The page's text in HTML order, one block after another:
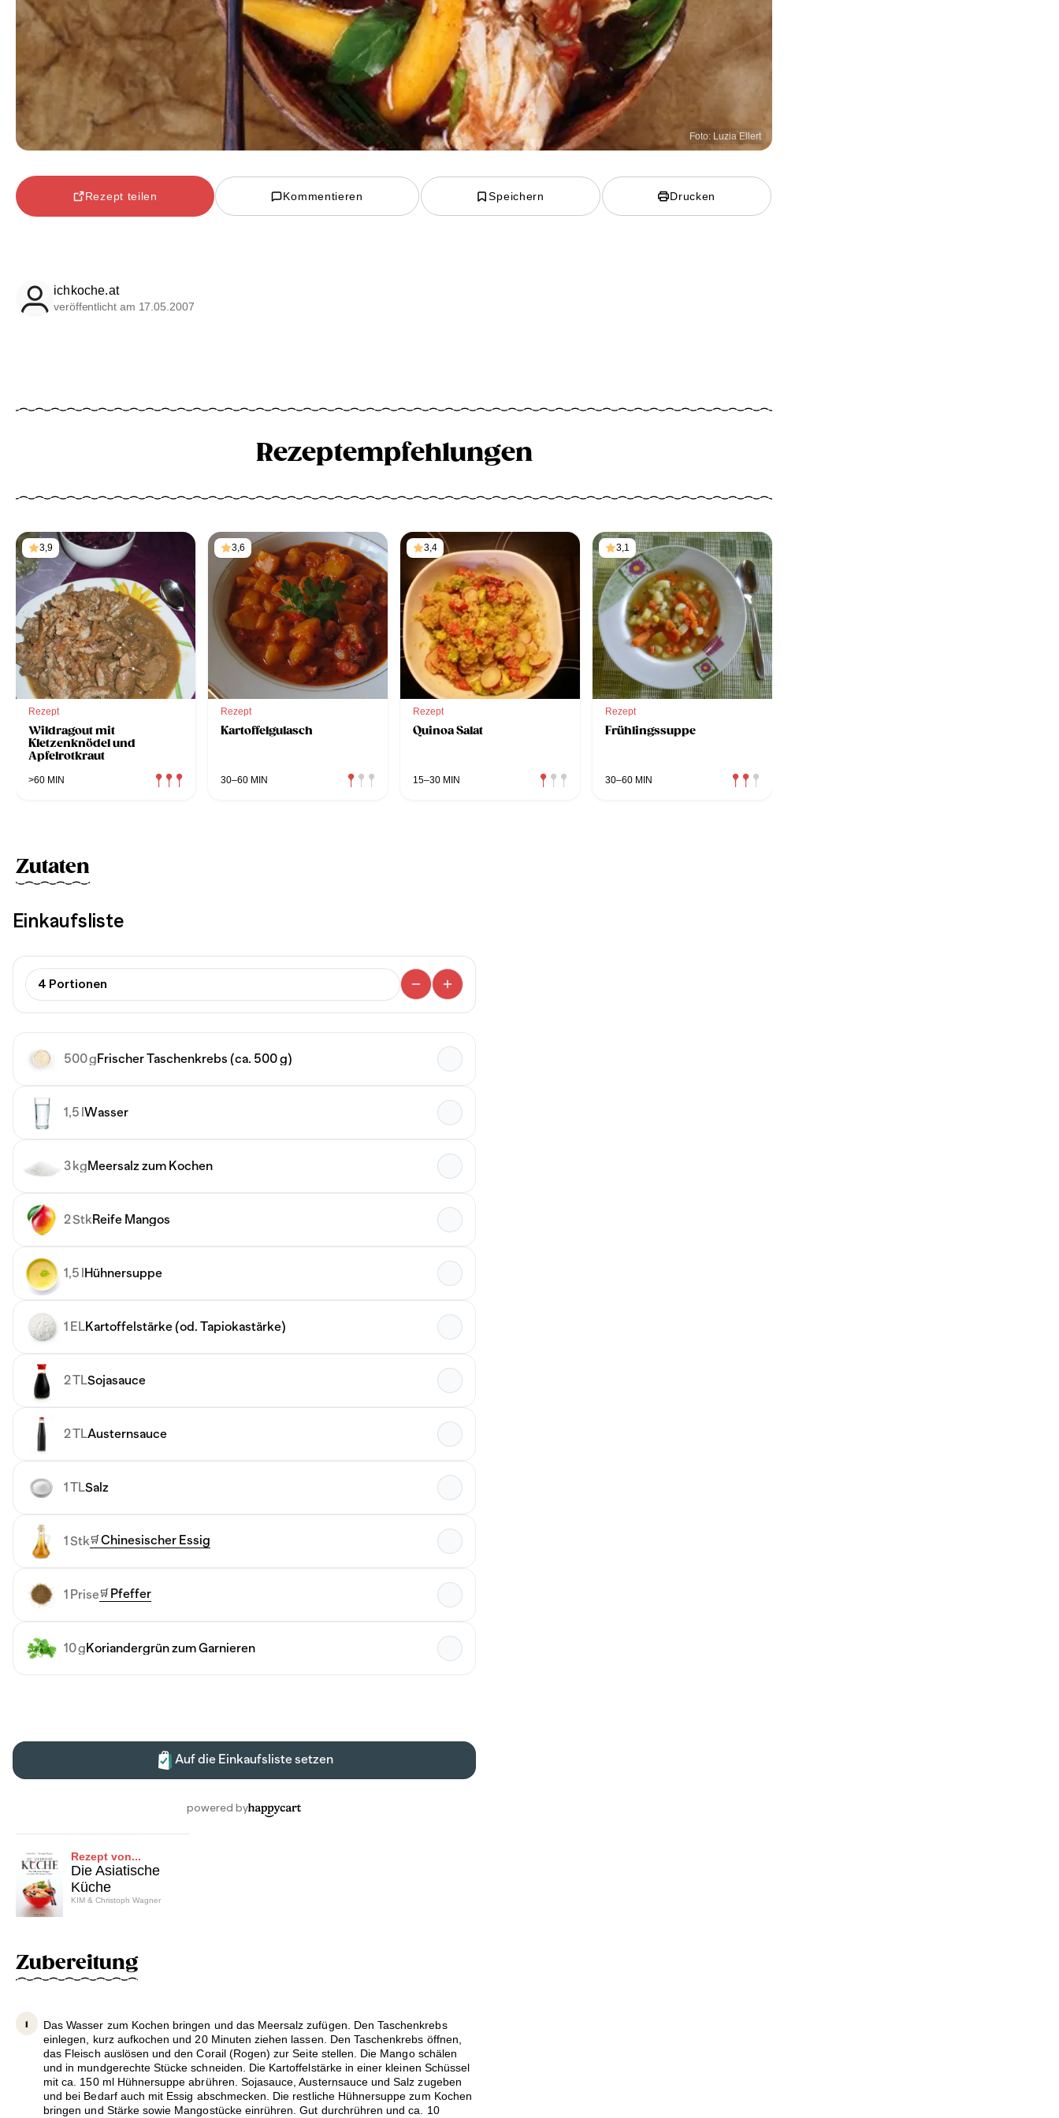
Foto: Luzia Ellert
Rezept teilen Kommentieren Speichern Drucken
ichkoche.at
veröffentlicht am 17.05.2007
Rezeptempfehlungen
3,9
Rezept
Wildragout mit
Kletzenknödel und
Apfelrotkraut
>60 MIN
3,6
Rezept
Kartoffelgulasch
30–60 MIN
3,4
Rezept
Quinoa Salat
15–30 MIN
3,1
Rezept
Frühlingssuppe
30–60 MIN
Zutaten
Rezept von...
Die Asiatische
Küche
KIM & Christoph Wagner
Zubereitung
Das Wasser zum Kochen bringen und das Meersalz zufügen. Den Taschenkrebs
einlegen, kurz aufkochen und 20 Minuten ziehen lassen. Den Taschenkrebs öffnen,
das Fleisch auslösen und den Corail (Rogen) zur Seite stellen. Die Mango schälen
und in mundgerechte Stücke schneiden. Die Kartoffelstärke in einer kleinen Schüssel
mit ca. 150 ml Hühnersuppe abrühren. Sojasauce, Austernsauce und Salz zugeben
und bei Bedarf auch mit Essig abschmecken. Die restliche Hühnersuppe zum Kochen
bringen und Stärke sowie Mangostücke einrühren. Gut durchrühren und ca. 10